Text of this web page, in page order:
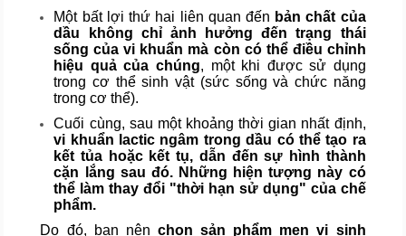
Một bất lợi thứ hai liên quan đến bản chất của
dầu không chỉ ảnh hưởng đến trạng thái
sống của vi khuẩn mà còn có thể điều chỉnh
hiệu quả của chúng, một khi được sử dụng
trong cơ thể sinh vật (sức sống và chức năng
trong cơ thể).
Cuối cùng, sau một khoảng thời gian nhất định,
vi khuẩn lactic ngâm trong dầu có thể tạo ra
kết tủa hoặc kết tụ, dẫn đến sự hình thành
cặn lắng sau đó. Những hiện tượng này có
thể làm thay đổi "thời hạn sử dụng" của chế
phẩm.
Do đó, bạn nên chọn sản phẩm men vi sinh